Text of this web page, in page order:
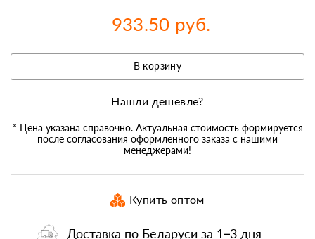
933.50 руб.
В корзину
Нашли дешевле?
* Цена указана справочно. Актуальная стоимость формируется
после согласования оформленного заказа с нашими
менеджерами!
Купить оптом
Доставка по Беларуси за 1–3 дня